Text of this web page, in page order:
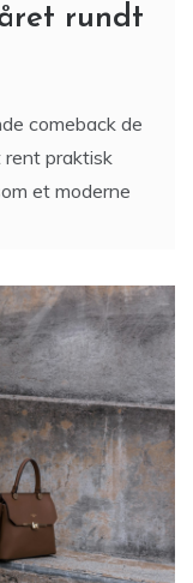
rundt
comeback de
rent praktisk
et moderne